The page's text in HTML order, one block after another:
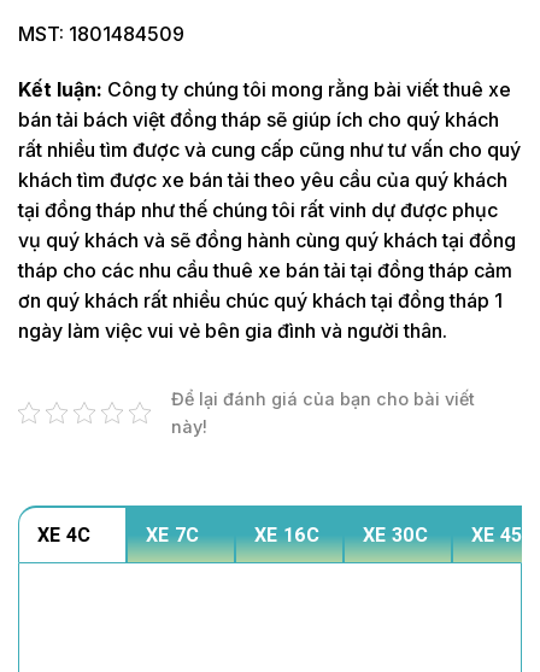
MST: 1801484509
Kết luận: Công ty chúng tôi mong rằng bài viết thuê xe
bán tải bách việt đồng tháp sẽ giúp ích cho quý khách
rất nhiều tìm được và cung cấp cũng như tư vấn cho quý
khách tìm được xe bán tải theo yêu cầu của quý khách
tại đồng tháp như thế chúng tôi rất vinh dự được phục
vụ quý khách và sẽ đồng hành cùng quý khách tại đồng
tháp cho các nhu cầu thuê xe bán tải tại đồng tháp cảm
ơn quý khách rất nhiều chúc quý khách tại đồng tháp 1
ngày làm việc vui vẻ bên gia đình và người thân.
Để lại đánh giá của bạn cho bài viết
này!
XE 4C XE 7C XE 16C XE 30C XE 45C